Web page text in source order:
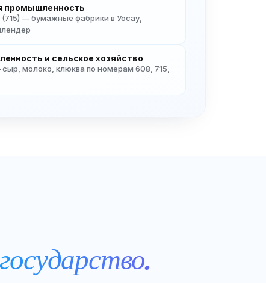
промышленность
— бумажные фабрики в Уосау,
и сельское хозяйство
молоко, клюква по номерам 608, 715,